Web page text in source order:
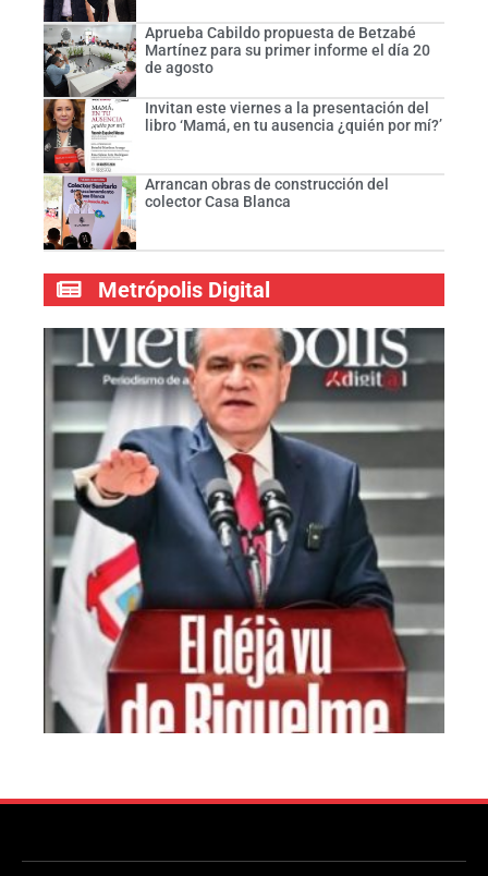
Aprueba Cabildo propuesta de Betzabé
Martínez para su primer informe el día 20
de agosto
Invitan este viernes a la presentación del
libro ‘Mamá, en tu ausencia ¿quién por mí?’
Arrancan obras de construcción del
colector Casa Blanca
Metrópolis Digital